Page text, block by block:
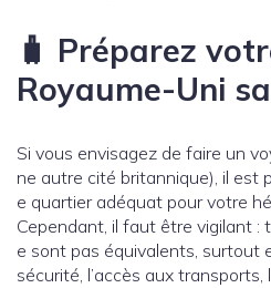
🧳 Préparez
Royaume-Uni
Si vous envisagez de faire un
ne autre cité britannique), il est
e quartier adéquat pour votre
Cependant, il faut être vigilant :
e sont pas équivalents, surtout
sécurité, l’accès aux transports,